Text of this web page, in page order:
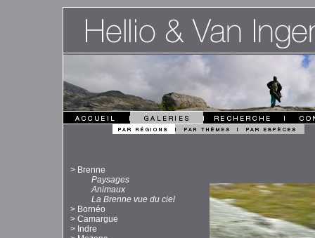
> Brenne
Paysages
Animaux
La Brenne vue du ciel
> Bornéo
> Camargue
> Indre